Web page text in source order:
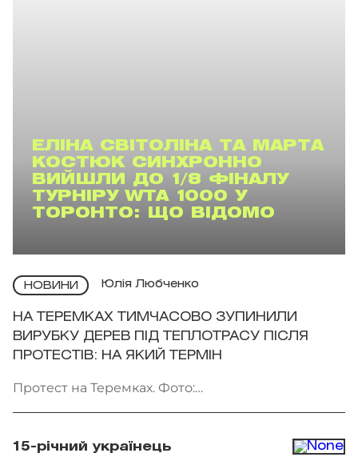
ЕЛІНА СВІТОЛІНА ТА МАРТА
КОСТЮК СИНХРОННО
ВИЙШЛИ ДО 1/8 ФІНАЛУ
ТУРНІРУ WTA 1000 У
ТОРОНТО: ЩО ВІДОМО
НОВИНИ Юлія Любченко
НА ТЕРЕМКАХ ТИМЧАСОВО ЗУПИНИЛИ
ВИРУБКУ ДЕРЕВ ПІД ТЕПЛОТРАСУ ПІСЛЯ
ПРОТЕСТІВ: НА ЯКИЙ ТЕРМІН
Протест на Теремках. Фото:
15-річний українець